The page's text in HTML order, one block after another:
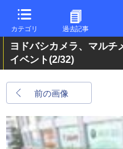
カテゴリ 過去記事
ヨドバシカメラ、マル
イベント(2/32)
前の画像